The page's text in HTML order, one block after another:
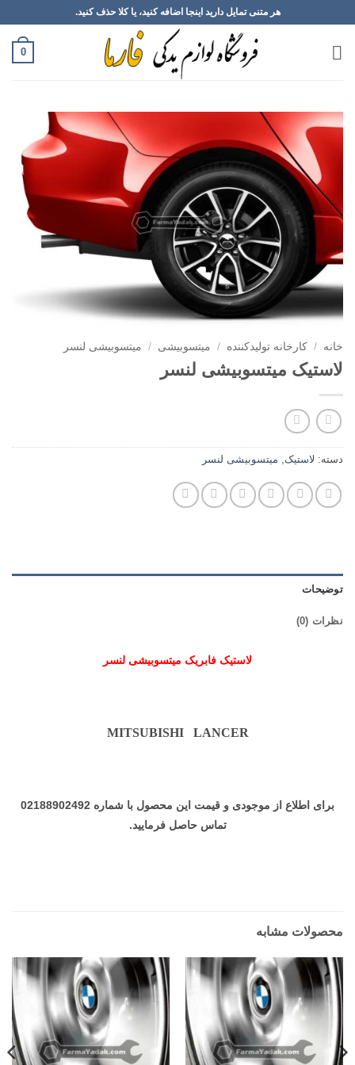
to
content
هر متنی تمایل دارید اینجا اضافه کنید، یا کلا حذف کنید.
0
خانه / کارخانه تولیدکننده / میتسوبیشی / میتسوبیشی لنسر
لاستیک میتسوبیشی لنسر
دسته: لاستیک, میتسوبیشی لنسر
توضیحات
نظرات (0)
لاستیک فابریک میتسوبیشی لنسر
MITSUBISHI LANCER
برای اطلاع از موجودی و قیمت این محصول با شماره 02188902492
تماس حاصل فرمایید.
محصولات مشابه